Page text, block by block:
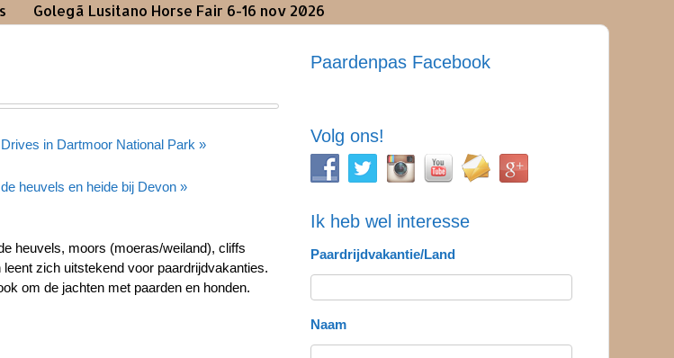
Golegã Lusitano Horse Fair 6-16 nov 2026
in Dartmoor National Park »
heuvels en heide bij Devon »
heuvels, moors (moeras/weiland), cliffs
zich uitstekend voor paardrijdvakanties.
om de jachten met paarden en honden.
Paardenpas Facebook
Volg ons!
Ik heb wel interesse
Paardrijdvakantie/Land
Naam